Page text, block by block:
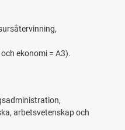
ekonomi = A3).
arbetsvetenskap och